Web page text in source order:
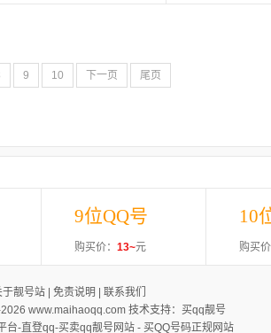
9 10 下一页 尾页
9位QQ号
购买价： 13~元
10
购买价
于靓号站 免责说明
联系我们
www.maihaoqq.com 技术支持： 买qq靓号
台-直登qq-买卖qq靓号网站 - 买QQ号码正规网站